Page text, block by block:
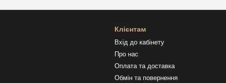
Клієнтам
Вхід до кабінету
Про нас
Оплата та доставка
Обмін та повернення